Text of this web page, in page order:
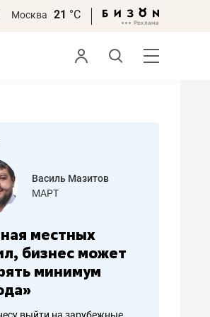
Москва 21 °С
Василь Мазитов
МАРТ
местных
бизнес может
минимум